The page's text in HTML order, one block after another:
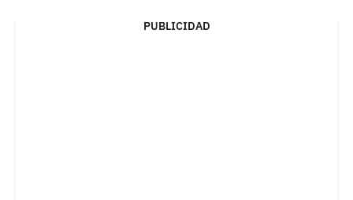
PUBLICIDAD